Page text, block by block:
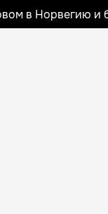
в Норвегию и